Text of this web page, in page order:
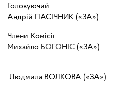
Андрій ПАСІЧНИК («ЗА»)
Члени
Михайло БОГОНІС («ЗА»)
Людмила ВОЛКОВА («ЗА»)